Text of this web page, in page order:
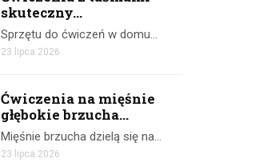
skuteczny...
Sprzętu do ćwiczeń w domu…
23 lipca 2026
Ćwiczenia na mięśnie
głębokie brzucha...
Mięśnie brzucha dzielą się na…
23 lipca 2026